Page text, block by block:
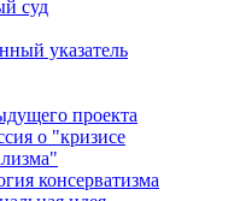
суд
указатель
проекта
о "кризисе
консерватизма